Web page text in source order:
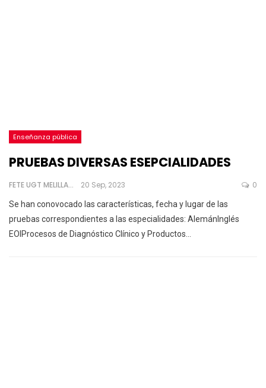
Enseñanza pública
PRUEBAS DIVERSAS ESEPCIALIDADES
FETE UGT MELILLA 20 Sep, 2023 0
Se han conovocado las características, fecha y lugar de las
pruebas correspondientes a las especialidades: AlemánInglés
EOIProcesos de Diagnóstico Clínico y Productos…